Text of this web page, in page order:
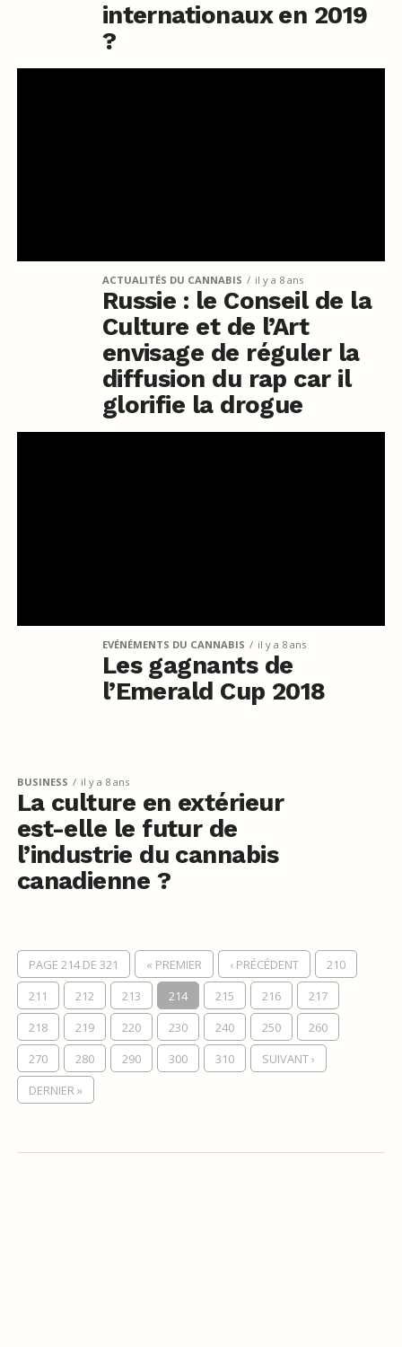
internationaux en 2019
?
ACTUALITÉS DU CANNABIS il y a 8 ans
Russie : le Conseil de la
Culture et de l’Art
envisage de réguler la
diffusion du rap car il
glorifie la drogue
EVÉNÉMENTS DU CANNABIS il y a 8 ans
Les gagnants de
l’Emerald Cup 2018
BUSINESS il y a 8 ans
La culture en extérieur
est-elle le futur de
l’industrie du cannabis
canadienne ?
PAGE 214 DE 321 « PREMIER ‹ PRÉCÉDENT
210
211
212 213 214 215 216
217
218
219 220 230 240 250
260
270
280 290 300 310
SUIVANT ›
DERNIER »